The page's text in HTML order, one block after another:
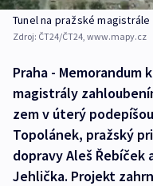
Tunel na pražské magistrále
Zdroj: ČT24/ČT24, www.mapy.cz
Praha - Memorandum
magistrály
zem v úterý
Topolánek, pražský
dopravy Aleš Řebíček
Jehlička. Projekt